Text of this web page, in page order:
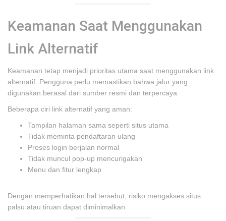
Keamanan Saat Menggunakan
Link Alternatif
Keamanan tetap menjadi prioritas utama saat menggunakan link
alternatif. Pengguna perlu memastikan bahwa jalur yang
digunakan berasal dari sumber resmi dan terpercaya.
Beberapa ciri link alternatif yang aman:
Tampilan halaman sama seperti situs utama
Tidak meminta pendaftaran ulang
Proses login berjalan normal
Tidak muncul pop-up mencurigakan
Menu dan fitur lengkap
Dengan memperhatikan hal tersebut, risiko mengakses situs
palsu atau tiruan dapat diminimalkan.